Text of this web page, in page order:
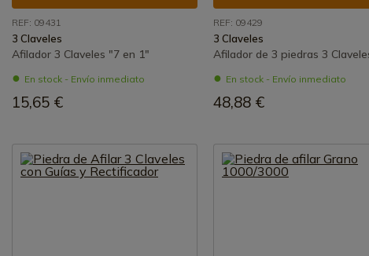
REF: 09431
3 Claveles
Afilador 3 Claveles "7 en 1"
En stock - Envío inmediato
15,65 €
REF: 09429
3 Claveles
Afilador de 3 piedras 3
En stock - Envío inmediato
48,88 €